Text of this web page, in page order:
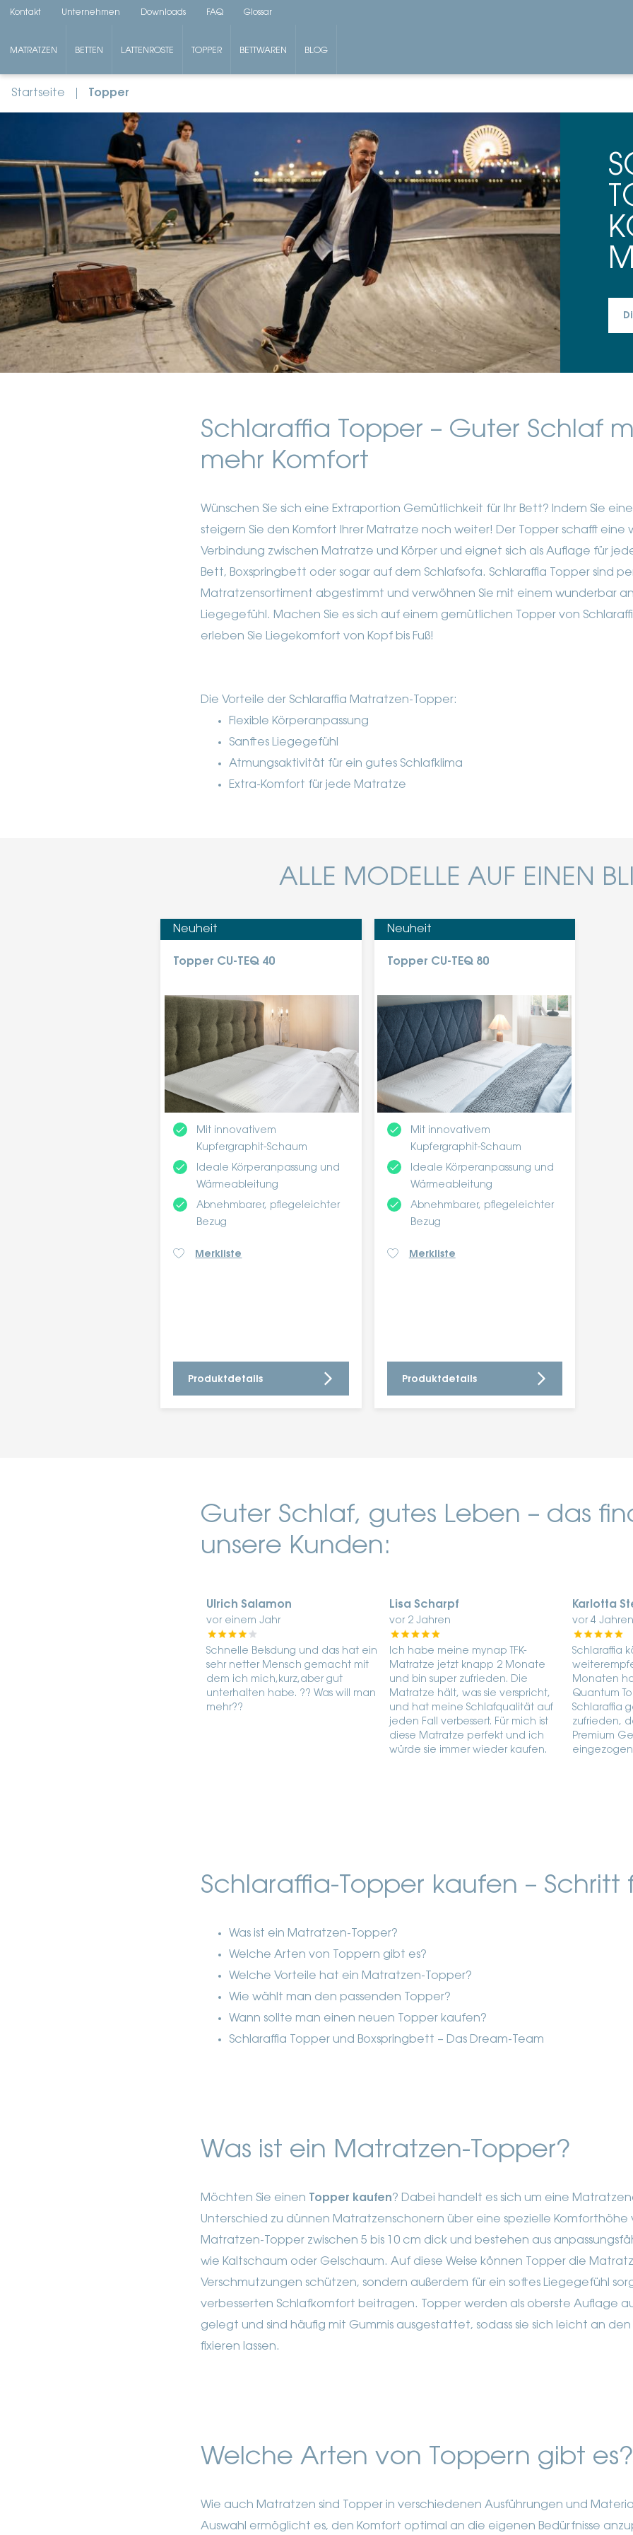
Kontakt Unternehmen Downloads FAQ Glossar
MATRATZEN BETTEN LATTENROSTE TOPPER BETTWAREN BLOG
Startseite Topper
Schlaraffia Topper – Guter Schlaf
mehr Komfort
Wünschen Sie sich eine Extraportion Gemütlichkeit für Ihr Bett? Indem Sie
steigern Sie den Komfort Ihrer Matratze noch weiter! Der Topper schafft eine
Verbindung zwischen Matratze und Körper und eignet sich als Auflage für
Bett, Boxspringbett oder sogar auf dem Schlafsofa. Schlaraffia Topper sind
Matratzensortiment abgestimmt und verwöhnen Sie mit einem wunderbar
Liegegefühl. Machen Sie es sich auf einem gemütlichen Topper von
erleben Sie Liegekomfort von Kopf bis Fuß!
Die Vorteile der Schlaraffia Matratzen-Topper:
Flexible Körperanpassung
Sanftes Liegegefühl
Atmungsaktivität für ein gutes Schlafklima
Extra-Komfort für jede Matratze
ALLE MODELLE AUF EINEN
Neuheit
Topper CU-TEQ 40
done
Mit innovativem
Kupfergraphit-Schaum
done
Ideale Körperanpassung und
Wärmeableitung
done
Abnehmbarer, pflegeleichter
Bezug
Merkliste
Produktdetails
Neuheit
Topper CU-TEQ 80
done
Mit innovativem
Kupfergraphit-Schaum
done
Ideale Körperanpassung und
Wärmeableitung
done
Abnehmbarer, pflegeleichter
Bezug
Merkliste
Produktdetails
Guter Schlaf, gutes Leben – das
unsere Kunden:
Ulrich Salamon
vor einem Jahr
Schnelle Belsdung und das hat ein
sehr netter Mensch gemacht mit
dem ich mich,kurz,aber gut
unterhalten habe. ?? Was will man
mehr??
Lisa Scharpf
vor 2 Jahren
Ich habe meine mynap TFK-
Matratze jetzt knapp 2 Monate
und bin super zufrieden. Die
Matratze hält, was sie verspricht,
und hat meine Schlafqualität auf
jeden Fall verbessert. Für mich ist
diese Matratze perfekt und ich
würde sie immer wieder kaufen.
Karlotta
vor 4 Jahren
Schlaraffia
Monaten
Quantum
Schlaraffia
zufrieden,
Premium
eingezogen
Schlaraffia-Topper kaufen – Schritt
Was ist ein Matratzen-Topper?
Welche Arten von Toppern gibt es?
Welche Vorteile hat ein Matratzen-Topper?
Wie wählt man den passenden Topper?
Wann sollte man einen neuen Topper kaufen?
Schlaraffia Topper und Boxspringbett – Das Dream-Team
Was ist ein Matratzen-Topper?
Möchten Sie einen Topper kaufen? Dabei handelt es sich um eine
Unterschied zu dünnen Matratzenschonern über eine spezielle Komforthöhe
Matratzen-Topper zwischen 5 bis 10 cm dick und bestehen aus
wie Kaltschaum oder Gelschaum. Auf diese Weise können Topper die
Verschmutzungen schützen, sondern außerdem für ein softes Liegegefühl
verbesserten Schlafkomfort beitragen. Topper werden als oberste Auflage
gelegt und sind häufig mit Gummis ausgestattet, sodass sie sich leicht an
fixieren lassen.
Welche Arten von Toppern gibt es?
Wie auch Matratzen sind Topper in verschiedenen Ausführungen und
Auswahl ermöglicht es, den Komfort optimal an die eigenen Bedürfnisse